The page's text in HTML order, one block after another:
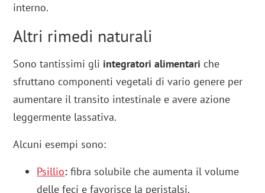
interno.
Altri rimedi naturali
Sono tantissimi gli integratori alimentari che
sfruttano componenti vegetali di vario genere per
aumentare il transito intestinale e avere azione
leggermente lassativa.
Alcuni esempi sono:
Psillio: fibra solubile che aumenta il volume
delle feci e favorisce la peristalsi.